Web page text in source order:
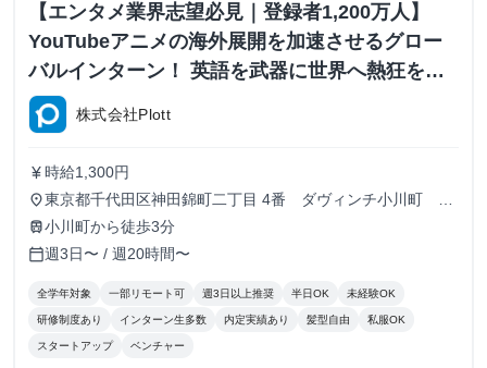
【エンタメ業界志望必見｜登録者1,200万人】
YouTubeアニメの海外展開を加速させるグロー
バルインターン！ 英語を武器に世界へ熱狂を届
ける #早期内定あり
株式会社Plott
currency_yen 時給1,300円
place東京都千代田区神田錦町二丁目 4番 ダヴィンチ小川町 ５
階
train小川町から徒歩3分
calendar_today週3日〜 / 週20時間〜
全学年対象 一部リモート可 週3日以上推奨 半日OK 未経験OK
研修制度あり インターン生多数 内定実績あり 髪型自由 私服OK
スタートアップ ベンチャー